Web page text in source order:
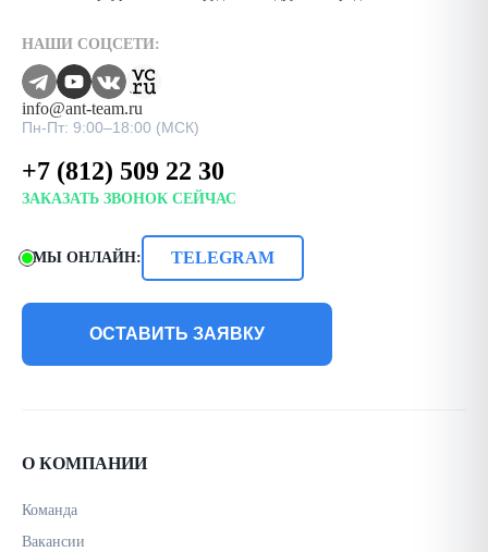
НАШИ СОЦСЕТИ:
info@ant-team.ru
Пн-Пт: 9:00–18:00 (МСК)
+7 (812) 509 22 30
ЗАКАЗАТЬ ЗВОНОК СЕЙЧАС
МЫ ОНЛАЙН: TELEGRAM
ОСТАВИТЬ ЗАЯВКУ
О КОМПАНИИ
Команда
Вакансии